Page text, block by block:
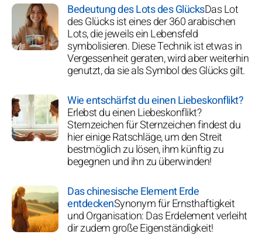
Bedeutung des Lots des GlücksDas Lot
des Glücks ist eines der 360 arabischen
Lots, die jeweils ein Lebensfeld
symbolisieren. Diese Technik ist etwas in
Vergessenheit geraten, wird aber weiterhin
genutzt, da sie als Symbol des Glücks gilt.
Wie entschärfst du einen Liebeskonflikt?
Erlebst du einen Liebeskonflikt?
Sternzeichen für Sternzeichen findest du
hier einige Ratschläge, um den Streit
bestmöglich zu lösen, ihm künftig zu
begegnen und ihn zu überwinden!
Das chinesische Element Erde
entdeckenSynonym für Ernsthaftigkeit
und Organisation: Das Erdelement verleiht
dir zudem große Eigenständigkeit!